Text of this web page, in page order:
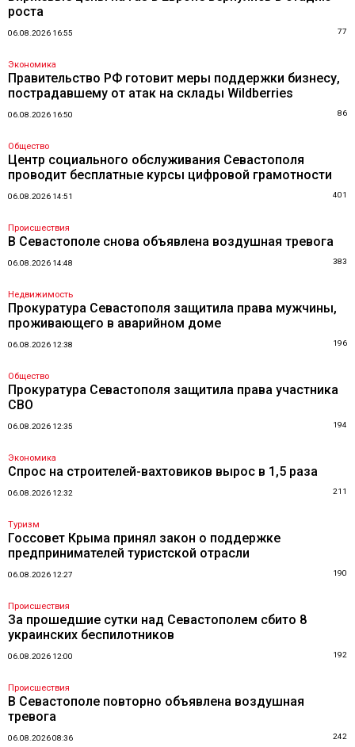
роста
06.08.2026 16:55 77
Экономика
Правительство РФ готовит меры поддержки бизнесу,
пострадавшему от атак на склады Wildberries
06.08.2026 16:50 86
Общество
Центр социального обслуживания Севастополя
проводит бесплатные курсы цифровой грамотности
06.08.2026 14:51 401
Происшествия
В Севастополе снова объявлена воздушная тревога
06.08.2026 14:48 383
Недвижимость
Прокуратура Севастополя защитила права мужчины,
проживающего в аварийном доме
06.08.2026 12:38 196
Общество
Прокуратура Севастополя защитила права участника
СВО
06.08.2026 12:35 194
Экономика
Спрос на строителей-вахтовиков вырос в 1,5 раза
06.08.2026 12:32 211
Туризм
Госсовет Крыма принял закон о поддержке
предпринимателей туристской отрасли
06.08.2026 12:27 190
Происшествия
За прошедшие сутки над Севастополем сбито 8
украинских беспилотников
06.08.2026 12:00 192
Происшествия
В Севастополе повторно объявлена воздушная
тревога
06.08.2026 08:36 242